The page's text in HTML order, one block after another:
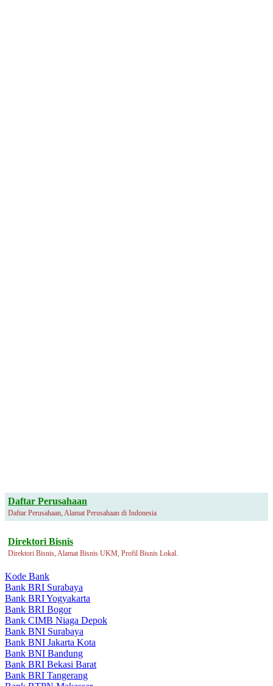
Daftar Perusahaan
Daftar Perusahaan, Alamat Perusahaan di Indonesia
Direktori Bisnis
Direktori Bisnis, Alamat Bisnis UKM, Profil Bisnis Lokal.
Kode Bank
Bank BRI Surabaya
Bank BRI Yogyakarta
Bank BRI Bogor
Bank CIMB Niaga Depok
Bank BNI Surabaya
Bank BNI Jakarta Kota
Bank BNI Bandung
Bank BRI Bekasi Barat
Bank BRI Tangerang